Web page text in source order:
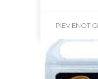
PIEVIENOT